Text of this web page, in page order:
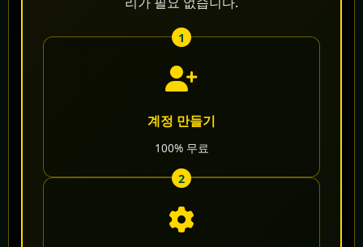
1
계정 만들기
100% 무료
2